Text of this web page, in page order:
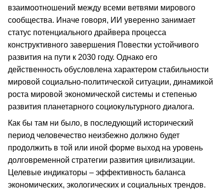
взаимоотношений между всеми ветвями мирового
сообщества. Иначе говоря, ИИ уверенно занимает
статус потенциального драйвера процесса
конструктивного завершения Повестки устойчивого
развития на пути к 2030 году. Однако его
действенность обусловлена характером стабильности
мировой социально-политической ситуации, динамикой
роста мировой экономической системы и степенью
развития планетарного социокультурного диалога.
Как бы там ни было, в последующий исторический
период человечество неизбежно должно будет
продолжить в той или иной форме выход на уровень
долговременной стратегии развития цивилизации.
Целевые индикаторы – эффективность баланса
экономических, экологических и социальных трендов.